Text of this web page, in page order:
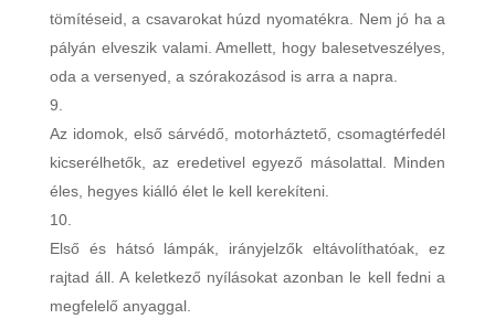
tömítéseid, a csavarokat húzd nyomatékra. Nem jó ha a
pályán elveszik valami. Amellett, hogy balesetveszélyes,
oda a versenyed, a szórakozásod is arra a napra.
Az idomok, első sárvédő, motorháztető, csomagtérfedél
kicserélhetők, az eredetivel egyező másolattal. Minden
éles, hegyes kiálló élet le kell kerekíteni.
Első és hátsó lámpák, irányjelzők eltávolíthatóak, ez
rajtad áll. A keletkező nyílásokat azonban le kell fedni a
megfelelő anyaggal.